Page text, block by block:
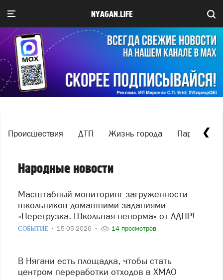
NYAGAN.LIFE
Происшествия ДТП Жизнь города Паркуюсь,
Народные новости
Масштабный мониторинг загруженности
школьников домашними заданиями
«Перегрузка. Школьная ненорма» от ЛДПР!
СОБЫТИЕ 15-05-2026 14 просмотров
В Нягани есть площадка, чтобы стать
центром переработки отходов в ХМАО